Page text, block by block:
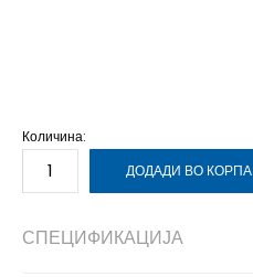
Количина:
ДОДАДИ ВО КОРПА
СПЕЦИФИКАЦИЈА